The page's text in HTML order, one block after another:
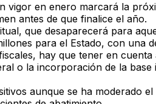
en enero marcará la
antes de que finalice el año.
que desaparecerá para
para el Estado, con una
hay que tener en
o la incorporación de la
aunque se ha moderado